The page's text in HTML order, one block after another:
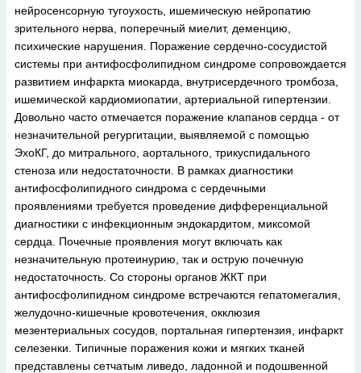
нейросенсорную тугоухость, ишемическую нейропатию
зрительного нерва, поперечный миелит, деменцию,
психические нарушения. Поражение сердечно-сосудистой
системы при антифосфолипидном синдроме сопровождается
развитием инфаркта миокарда, внутрисердечного тромбоза,
ишемической кардиомиопатии, артериальной гипертензии.
Довольно часто отмечается поражение клапанов сердца - от
незначительной регургитации, выявляемой с помощью
ЭхоКГ, до митрального, аортального, трикуспидального
стеноза или недостаточности. В рамках диагностики
антифосфолипидного синдрома с сердечными
проявлениями требуется проведение дифференциальной
диагностики с инфекционным эндокардитом, миксомой
сердца. Почечные проявления могут включать как
незначительную протеинурию, так и острую почечную
недостаточность. Со стороны органов ЖКТ при
антифосфолипидном синдроме встречаются гепатомегалия,
желудочно-кишечные кровотечения, окклюзия
мезентериальных сосудов, портальная гипертензия, инфаркт
селезенки. Типичные поражения кожи и мягких тканей
представлены сетчатым ливедо, ладонной и подошвенной